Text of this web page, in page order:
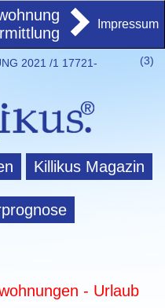
Impressum
(3)
2021 /1 17721-
Killikus Magazin
- Urlaub